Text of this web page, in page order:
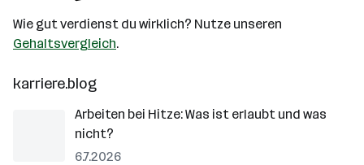
Wie gut verdienst du wirklich? Nutze unseren
Gehaltsvergleich.
karriere.blog
Arbeiten bei Hitze: Was ist erlaubt und was
nicht?
6.7.2026